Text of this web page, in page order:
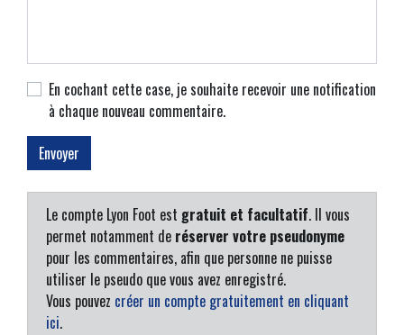
En cochant cette case, je souhaite recevoir une notification
à chaque nouveau commentaire.
Le compte Lyon Foot est gratuit et facultatif. Il vous
permet notamment de réserver votre pseudonyme
pour les commentaires, afin que personne ne puisse
utiliser le pseudo que vous avez enregistré.
Vous pouvez créer un compte gratuitement en cliquant
ici.